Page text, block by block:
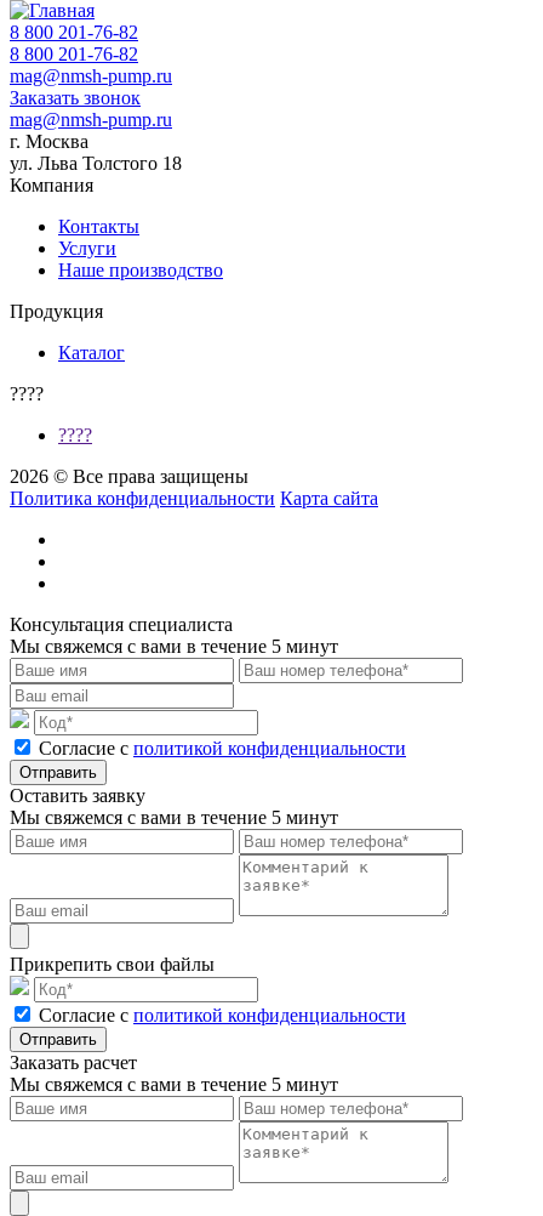
8 800 201-76-82
8 800 201-76-82
mag@nmsh-pump.ru
Заказать звонок
mag@nmsh-pump.ru
г. Москва
ул. Льва Толстого 18
Компания
Контакты
Услуги
Наше производство
Продукция
Каталог
????
????
2026 © Все права защищены
Политика конфиденциальности Карта сайта
Консультация специалиста
Мы свяжемся с вами в течение 5 минут
Cогласие с политикой конфиденциальности
Отправить
Оставить заявку
Мы свяжемся с вами в течение 5 минут
Прикрепить свои файлы
Cогласие с политикой конфиденциальности
Отправить
Заказать расчет
Мы свяжемся с вами в течение 5 минут